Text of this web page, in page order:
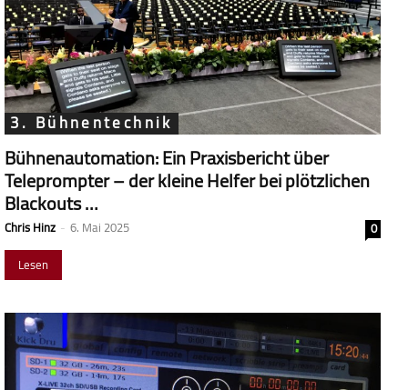
3. Bühnentechnik
Bühnenautomation: Ein Praxisbericht über
Teleprompter – der kleine Helfer bei plötzlichen
Blackouts …
Chris Hinz - 6. Mai 2025
0
Lesen